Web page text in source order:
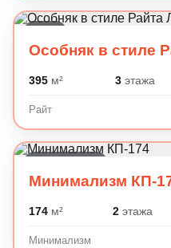
Особняк в стиле
395м² 3этажа
Райт
Минимализм КП-
174м² 2 этажа
Минимализм